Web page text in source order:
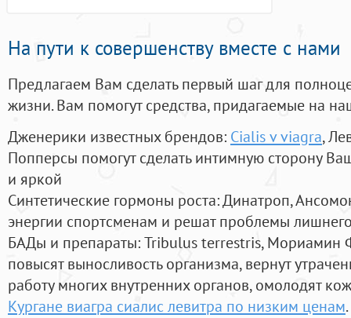
На пути к совершенству вместе с нами
Предлагаем Вам сделать первый шаг для
жизни. Вам помогут средства, придагаемые на
Дженерики известных брендов: Cialis v viagra,
Попперсы помогут сделать интимную сторону
и яркой
Синтетические гормоны роста: Динатроп,
энергии спортсменам и решат проблемы
БАДы и препараты:Tribulus terrestris, Мориамин
повысят выносливость организма, вернут
работу многих внутренних органов, омолодят
Кургане виагра сиалис левитра по низким ценам.